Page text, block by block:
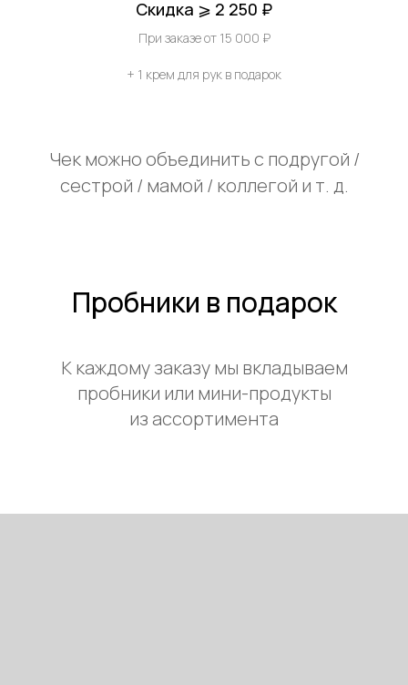
Скидка ⩾ 2 250 ₽
При заказе от 15 000 ₽
+ 1 крем для рук в подарок
Чек можно объединить с подругой /
сестрой / мамой / коллегой и т. д.
Пробники в подарок
К каждому заказу мы вкладываем
пробники или мини-продукты
из ассортимента